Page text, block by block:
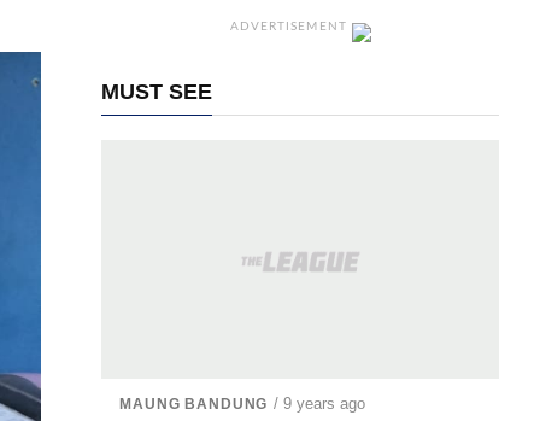
ADVERTISEMENT
MUST SEE
MAUNG BANDUNG / 9 years ago